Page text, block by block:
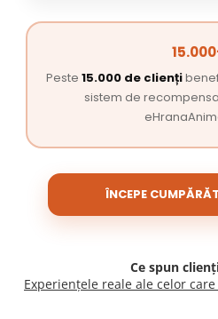
Peste 15.000 de clienți
sistem de
ÎNCEPE
Ce spun
Experiențele reale ale celor